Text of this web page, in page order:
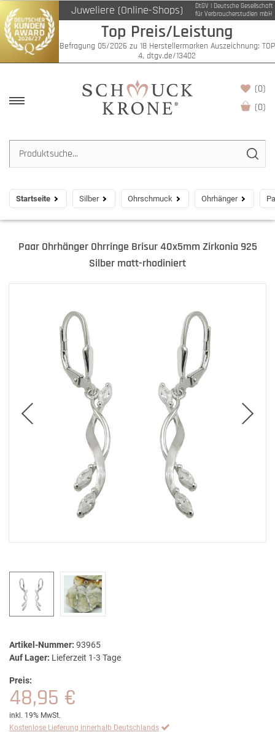
Juweliere (Online-Shops)
DtGV | Deutsche Gesellschaft
für Verbraucherstudien mbH
Top Preis/Leistung
Befragung 05/2026 zu 18 Herstellermarken Auszeichnung: TOP
4, dtgv.de/13402
(0)
(0)
Startseite Silber Ohrschmuck Ohrhänger
Paar Ohrhänger Ohrringe Brisur 40x5mm Zirkonia 925
Silber matt-rhodiniert
Artikel-Nummer: 93965
Auf Lager: Lieferzeit 1-3 Tage
Preis:
48,95 €
inkl. 19% MwSt.
Kostenlose Lieferung innerhalb Deutschlands